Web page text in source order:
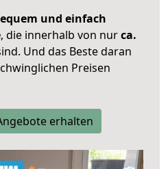
und einfach
, die innerhalb von nurca.
Und das Beste daran
Preisen
erhalten